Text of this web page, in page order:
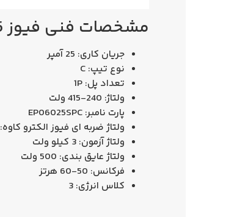
مشخصات فنی فیوز 25 آمپر تیپ C الکتروکاوه
جریان کاری: 25 آمپر
نوع تیپ: C
تعداد پل: 1P
ولتاژ: 240-415 ولت
پارت نامبر: EP06025SPC
ولتاژ ضربه ای فیوز الکترو کاوه: 6000 ولت
ولتاژ آزمون: 3 کیلو ولت
ولتاژ عایق بندی: 500 ولت
فرکانس: 50-60 هرتز
کلاس انرژی: 3